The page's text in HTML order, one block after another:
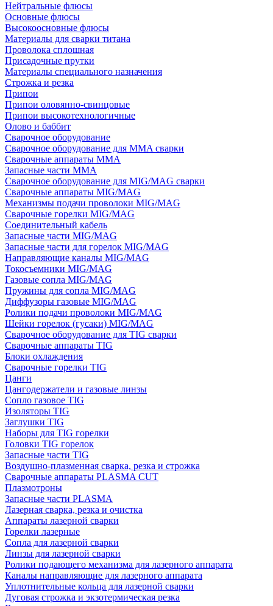
Нейтральные флюсы
Основные флюсы
Высокоосновные флюсы
Материалы для сварки титана
Проволока сплошная
Присадочные прутки
Материалы специального назначения
Строжка и резка
Припои
Припои оловянно-свинцовые
Припои высокотехнологичные
Олово и баббит
Сварочное оборудование
Сварочное оборудование для MMA сварки
Сварочные аппараты MMA
Запасные части MMA
Сварочное оборудование для MIG/MAG сварки
Сварочные аппараты MIG/MAG
Механизмы подачи проволоки MIG/MAG
Сварочные горелки MIG/MAG
Соединительный кабель
Запасные части MIG/MAG
Запасные части для горелок MIG/MAG
Направляющие каналы MIG/MAG
Токосъемники MIG/MAG
Газовые сопла MIG/MAG
Пружины для сопла MIG/MAG
Диффузоры газовые MIG/MAG
Ролики подачи проволоки MIG/MAG
Шейки горелок (гусаки) MIG/MAG
Сварочное оборудование для TIG сварки
Сварочные аппараты TIG
Блоки охлаждения
Сварочные горелки TIG
Цанги
Цангодержатели и газовые линзы
Сопло газовое TIG
Изоляторы TIG
Заглушки TIG
Наборы для TIG горелки
Головки TIG горелок
Запасные части TIG
Воздушно-плазменная сварка, резка и строжка
Сварочные аппараты PLASMA CUT
Плазмотроны
Запасные части PLASMA
Лазерная сварка, резка и очистка
Аппараты лазерной сварки
Горелки лазерные
Сопла для лазерной сварки
Линзы для лазерной сварки
Ролики подающего механизма для лазерного аппарата
Каналы направляющие для лазерного аппарата
Уплотнительные кольца для лазерной сварки
Дуговая строжка и экзотермическая резка